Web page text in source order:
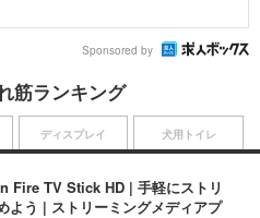
Sponsored by
筋ランキング
Fire TV Stick HD | 手軽にストリ
よう | ストリーミングメディアプ
ディスプレイ 犬用トイレ